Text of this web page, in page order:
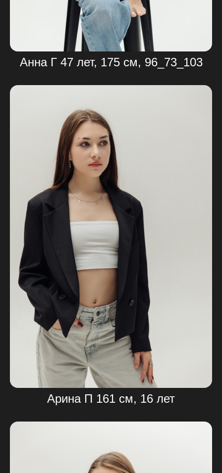
Анна Г 47 лет, 175 см, 96_73_103
Арина П 161 см, 16 лет